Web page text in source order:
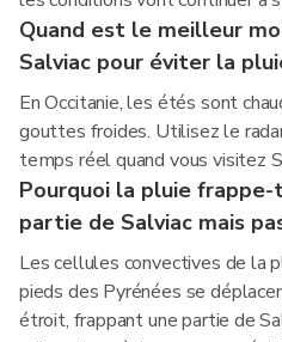
Quand est le meilleur
Salviac pour éviter la
En Occitanie, les étés sont
gouttes froides. Utilisez le
temps réel quand vous visitez
Pourquoi la pluie
partie de Salviac mais
Les cellules convectives de la
pieds des Pyrénées se
étroit, frappant une partie de